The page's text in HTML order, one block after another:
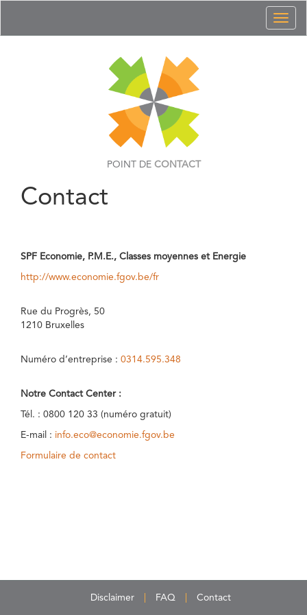
POINT DE CONTACT
Contact
SPF Economie, P.M.E., Classes moyennes et Energie
http://www.economie.fgov.be/fr
Rue du Progrès, 50
1210 Bruxelles
Numéro d’entreprise : 0314.595.348
Notre Contact Center :
Tél. : 0800 120 33 (numéro gratuit)
E-mail : info.eco@economie.fgov.be
Formulaire de contact
Disclaimer FAQ Contact